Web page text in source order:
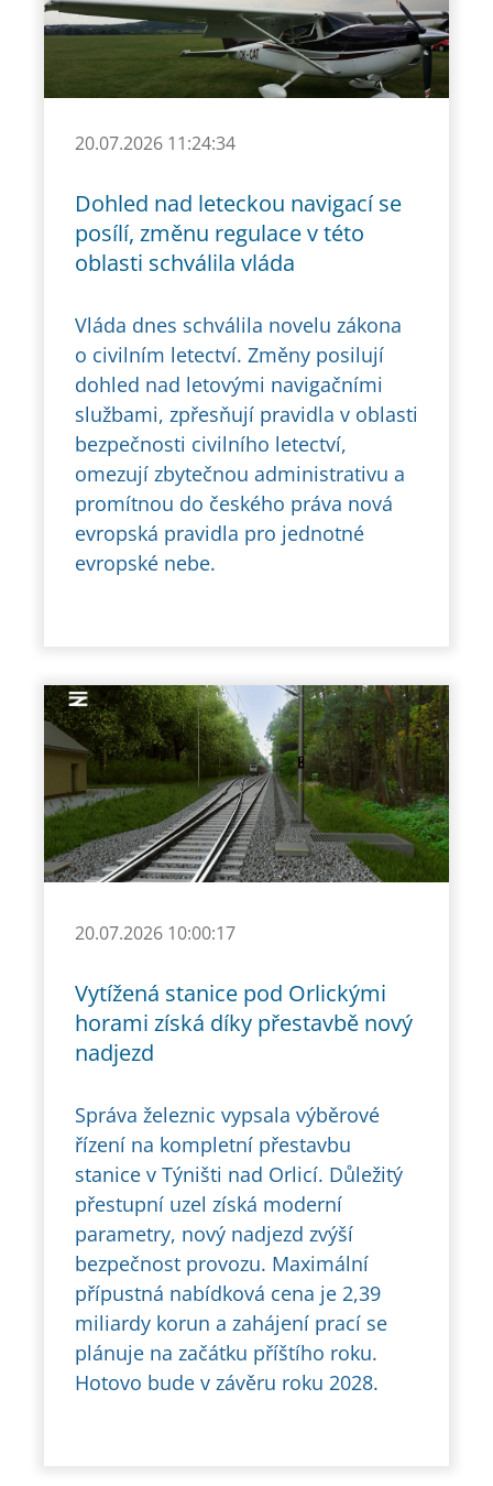
20.07.2026 11:24:34
Dohled nad leteckou navigací se
posílí, změnu regulace v této
oblasti schválila vláda
Vláda dnes schválila novelu zákona
o civilním letectví. Změny posilují
dohled nad letovými navigačními
službami, zpřesňují pravidla v oblasti
bezpečnosti civilního letectví,
omezují zbytečnou administrativu a
promítnou do českého práva nová
evropská pravidla pro jednotné
evropské nebe.
20.07.2026 10:00:17
Vytížená stanice pod Orlickými
horami získá díky přestavbě nový
nadjezd
Správa železnic vypsala výběrové
řízení na kompletní přestavbu
stanice v Týništi nad Orlicí. Důležitý
přestupní uzel získá moderní
parametry, nový nadjezd zvýší
bezpečnost provozu. Maximální
přípustná nabídková cena je 2,39
miliardy korun a zahájení prací se
plánuje na začátku příštího roku.
Hotovo bude v závěru roku 2028.